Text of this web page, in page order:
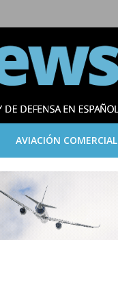
AVIACIÓN COMERCIAL